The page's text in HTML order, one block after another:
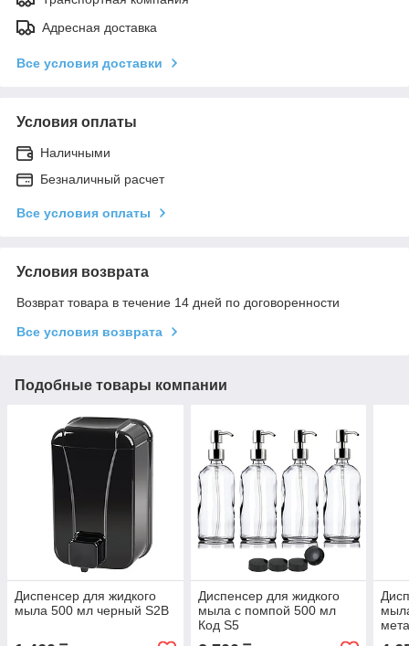
Адресная доставка
Все условия доставки
Условия оплаты
Наличными
Безналичный расчет
Все условия оплаты
Условия возврата
Возврат товара в течение 14 дней по договоренности
Все условия возврата
Подобные товары компании
Диспенсер для жидкого
мыла 500 мл черный S2В
Диспенсер для жидкого
мыла с помпой 500 мл
Код S5